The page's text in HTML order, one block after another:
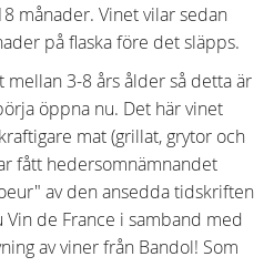
månader. Vinet vilar sedan
på flaska före det släpps.
mellan 3-8 års ålder så detta är
öppna nu. Det här vinet
mat (grillat, grytor och
fått hedersomnämnandet
av den ansedda tidskriften
Vin de France i samband med
av viner från Bandol! Som